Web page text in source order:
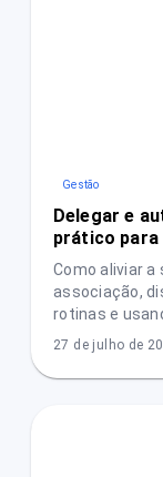
Gestão
Delegar e
prático
sem perder
Como aliviar a
associação,
rotinas e
reduzir erros
27 de julho de